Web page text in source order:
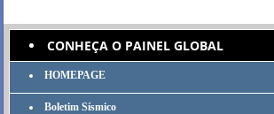
CONHEÇA O PAINEL GLOBAL
HOMEPAGE
Boletim Sísmico